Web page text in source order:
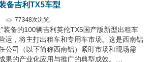
备吉利TX5车型
77348次浏览
装备的100辆吉利英伦TX5国产版新型出租车
运，将主打出租车和专用车市场。这是西南铝
公司（以下简称西南铝）紧盯市场和现场需
果的产业化应用与推广的典型成效。…